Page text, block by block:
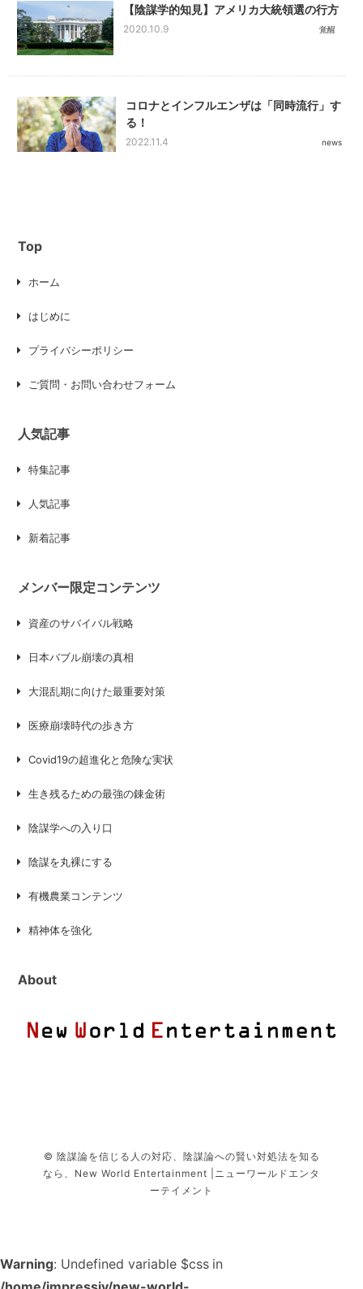
【陰謀学的知見】アメリカ大統領選の行方
2020.10.9 覚醒
コロナとインフルエンザは「同時流行」す
る！
2022.11.4 news
Top
ホーム
はじめに
プライバシーポリシー
ご質問・お問い合わせフォーム
人気記事
特集記事
人気記事
新着記事
メンバー限定コンテンツ
資産のサバイバル戦略
日本バブル崩壊の真相
大混乱期に向けた最重要対策
医療崩壊時代の歩き方
Covid19の超進化と危険な実状
生き残るための最強の錬金術
陰謀学への入り口
陰謀を丸裸にする
有機農業コンテンツ
精神体を強化
About
© 陰謀論を信じる人の対応、陰謀論への賢い対処法を知る
なら、New World Entertainment |ニューワールドエンタ
ーテイメント
Warning: Undefined variable $css in